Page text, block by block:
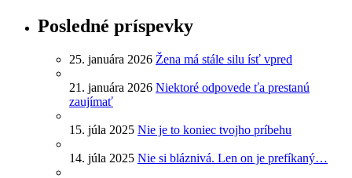
Posledné príspevky
25. januára 2026 Žena má stále silu ísť vpred
21. januára 2026 Niektoré odpovede ťa prestanú
zaujímať
15. júla 2025 Nie je to koniec tvojho príbehu
14. júla 2025 Nie si bláznivá. Len on je prefíkaný…